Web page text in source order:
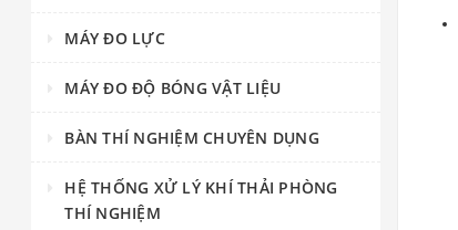
MÁY ĐO LỰC
MÁY ĐO ĐỘ BÓNG VẬT LIỆU
BÀN THÍ NGHIỆM CHUYÊN DỤNG
HỆ THỐNG XỬ LÝ KHÍ THẢI PHÒNG
THÍ NGHIỆM